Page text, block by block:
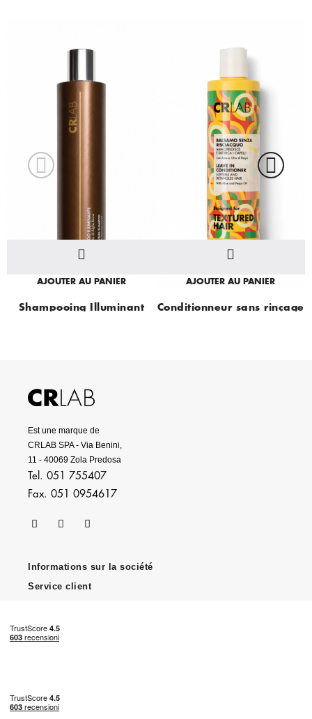
AJOUTER AU PANIER
Shampooing Illuminant
AJOUTER AU PANIER
Conditionneur sans rinçage
Est une marque de
CRLAB SPA - Via Benini,
11 - 40069 Zola Predosa
Tel. 051 755407
Fax. 051 0954617
Informations sur la société
Service client